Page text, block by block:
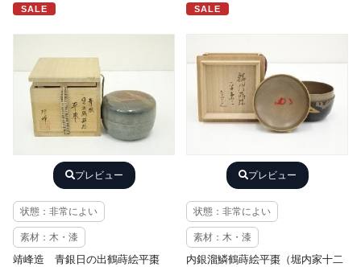
SALE
プレビュー
状態：非常によい
素材：木・漆
靖峰造 青銀日の出鶴蒔絵平棗
SALE
プレビュー
状態：非常によい
素材：木・漆
内銀溜鱗鶴蒔絵平棗（堀内家十二